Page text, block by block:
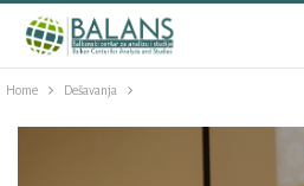
Home Dešavanja